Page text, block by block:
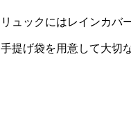
リュックにはレインカバ
手提げ袋を用意して大切